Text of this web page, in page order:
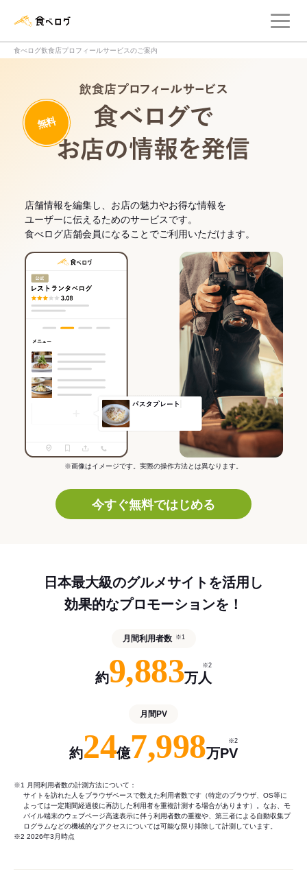
食べログ飲食店プロフィールサービスのご案内
無料
店舗情報を編集し、お店の魅力やお得な情報を
ユーザーに伝えるためのサービスです。
食べログ店舗会員になることでご利用いただけます。
※画像はイメージです。実際の操作方法とは異なります。
今すぐ無料ではじめる
日本最大級のグルメサイトを活用し
効果的なプロモーションを！
月間利用者数 ※1
約9,883万人
※2
月間PV
約24億7,998万PV
※2
※1 月間利用者数の計測方法について：
サイトを訪れた人をブラウザベースで数えた利用者数です（特定のブラウザ、OS等に
よっては一定期間経過後に再訪した利用者を重複計測する場合があります）。なお、モ
バイル端末のウェブページ高速表示に伴う利用者数の重複や、第三者による自動収集プ
ログラムなどの機械的なアクセスについては可能な限り排除して計測しています。
※2 2026年3月時点